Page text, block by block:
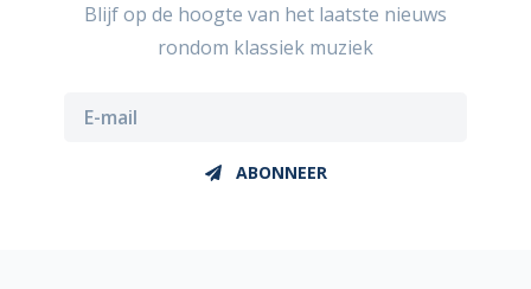
Blijf op de hoogte van het laatste nieuws
rondom klassiek muziek
ABONNEER